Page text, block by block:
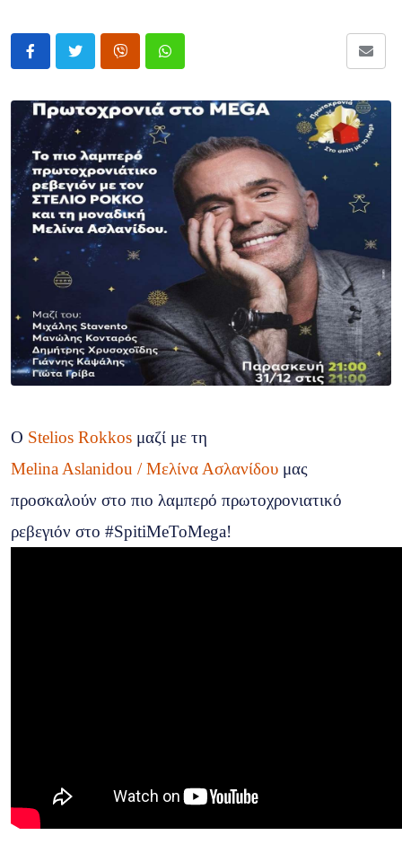
Ο Stelios Rokkos μαζί με τη
Melina Aslanidou / Μελίνα Ασλανίδου μας
προσκαλούν στο πιο λαμπερό πρωτοχρονιατικό
ρεβεγιόν στο #SpitiMeToMega!